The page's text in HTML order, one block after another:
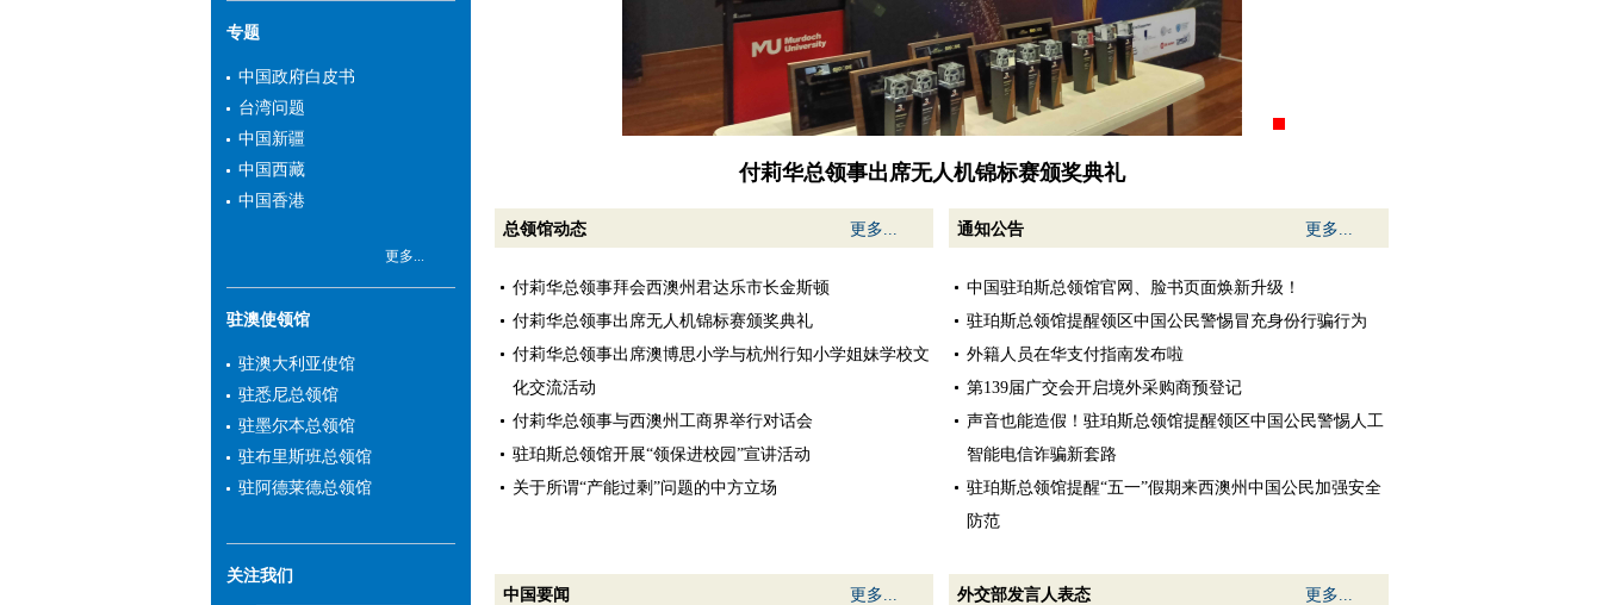
专题
中国政府白皮书
台湾问题
中国新疆
中国西藏
中国香港
更多...
驻澳使领馆
驻澳大利亚使馆
驻悉尼总领馆
驻墨尔本总领馆
驻布里斯班总领馆
驻阿德莱德总领馆
关注我们
付莉华总领事出席澳博思小学与杭州行知小学姐妹学校文化交流活动
总领馆动态 更多...
付莉华总领事拜会西澳州君达乐市长金斯顿
付莉华总领事出席无人机锦标赛颁奖典礼
付莉华总领事出席澳博思小学与杭州行知小学姐妹学校文
化交流活动
付莉华总领事与西澳州工商界举行对话会
驻珀斯总领馆开展“领保进校园”宣讲活动
关于所谓“产能过剩”问题的中方立场
通知公告 更多...
中国驻珀斯总领馆官网、脸书页面焕新升级！
驻珀斯总领馆提醒领区中国公民警惕冒充身份行骗行为
外籍人员在华支付指南发布啦
第139届广交会开启境外采购商预登记
声音也能造假！驻珀斯总领馆提醒领区中国公民警惕人工
智能电信诈骗新套路
驻珀斯总领馆提醒“五一”假期来西澳州中国公民加强安全
防范
中国要闻 更多... 外交部发言人表态 更多...